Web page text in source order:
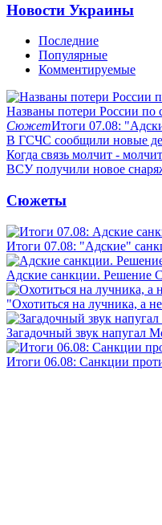
Новости Украины
Последние
Популярные
Комментируемые
Названы потери России по
СюжетИтоги 07.08:
В ГСЧС сообщили новые
Когда связь молчит -
ВСУ получили новое
Сюжеты
Итоги 07.08: "Адские"
Адские санкции. Решение
"Охотиться на лучника, а
Загадочный звук напугал
Итоги 06.08: Санкции